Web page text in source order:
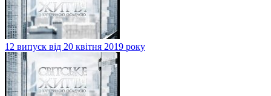
12 випуск від 20 квітня 2019 року